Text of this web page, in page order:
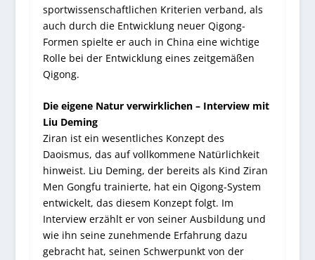
sportwissenschaftlichen Kriterien verband, als
auch durch die Entwicklung neuer Qigong-
Formen spielte er auch in China eine wichtige
Rolle bei der Entwicklung eines zeitgemäßen
Qigong.
Die eigene Natur verwirklichen – Interview mit
Liu Deming
Ziran ist ein wesentliches Konzept des
Daoismus, das auf vollkommene Natürlichkeit
hinweist. Liu Deming, der bereits als Kind Ziran
Men Gongfu trainierte, hat ein Qigong-System
entwickelt, das diesem Konzept folgt. Im
Interview erzählt er von seiner Ausbildung und
wie ihn seine zunehmende Erfahrung dazu
gebracht hat, seinen Schwerpunkt von der